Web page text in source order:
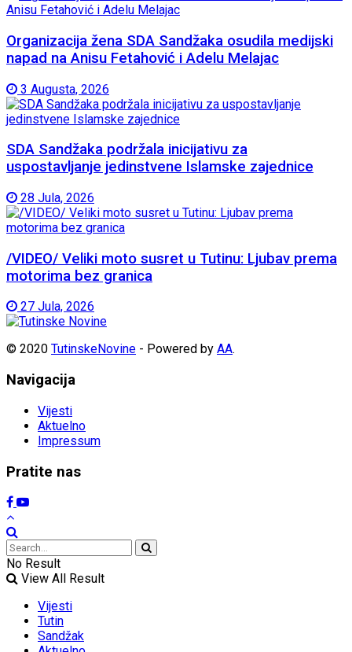
Organizacija žena SDA Sandžaka osudila medijski
napad na Anisu Fetahović i Adelu Melajac
3 Augusta, 2026
SDA Sandžaka podržala inicijativu za
uspostavljanje jedinstvene Islamske zajednice
28 Jula, 2026
/VIDEO/ Veliki moto susret u Tutinu: Ljubav prema
motorima bez granica
27 Jula, 2026
© 2020 TutinskeNovine - Powered by AA.
Navigacija
Vijesti
Aktuelno
Impressum
Pratite nas
No Result
View All Result
Vijesti
Tutin
Sandžak